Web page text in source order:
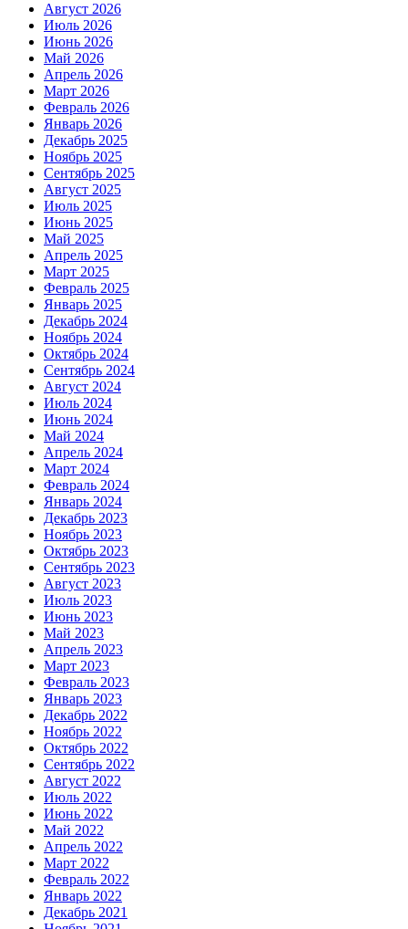
Август 2026
Июль 2026
Июнь 2026
Май 2026
Апрель 2026
Март 2026
Февраль 2026
Январь 2026
Декабрь 2025
Ноябрь 2025
Сентябрь 2025
Август 2025
Июль 2025
Июнь 2025
Май 2025
Апрель 2025
Март 2025
Февраль 2025
Январь 2025
Декабрь 2024
Ноябрь 2024
Октябрь 2024
Сентябрь 2024
Август 2024
Июль 2024
Июнь 2024
Май 2024
Апрель 2024
Март 2024
Февраль 2024
Январь 2024
Декабрь 2023
Ноябрь 2023
Октябрь 2023
Сентябрь 2023
Август 2023
Июль 2023
Июнь 2023
Май 2023
Апрель 2023
Март 2023
Февраль 2023
Январь 2023
Декабрь 2022
Ноябрь 2022
Октябрь 2022
Сентябрь 2022
Август 2022
Июль 2022
Июнь 2022
Май 2022
Апрель 2022
Март 2022
Февраль 2022
Январь 2022
Декабрь 2021